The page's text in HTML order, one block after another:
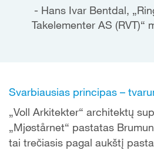
Hans Ivar Bentdal,
Takelementer AS (RVT)“
Svarbiausias principas –
„Voll Arkitekter“ architektų
„Mjøstårnet“ pastatas
tai trečiasis pagal aukštį